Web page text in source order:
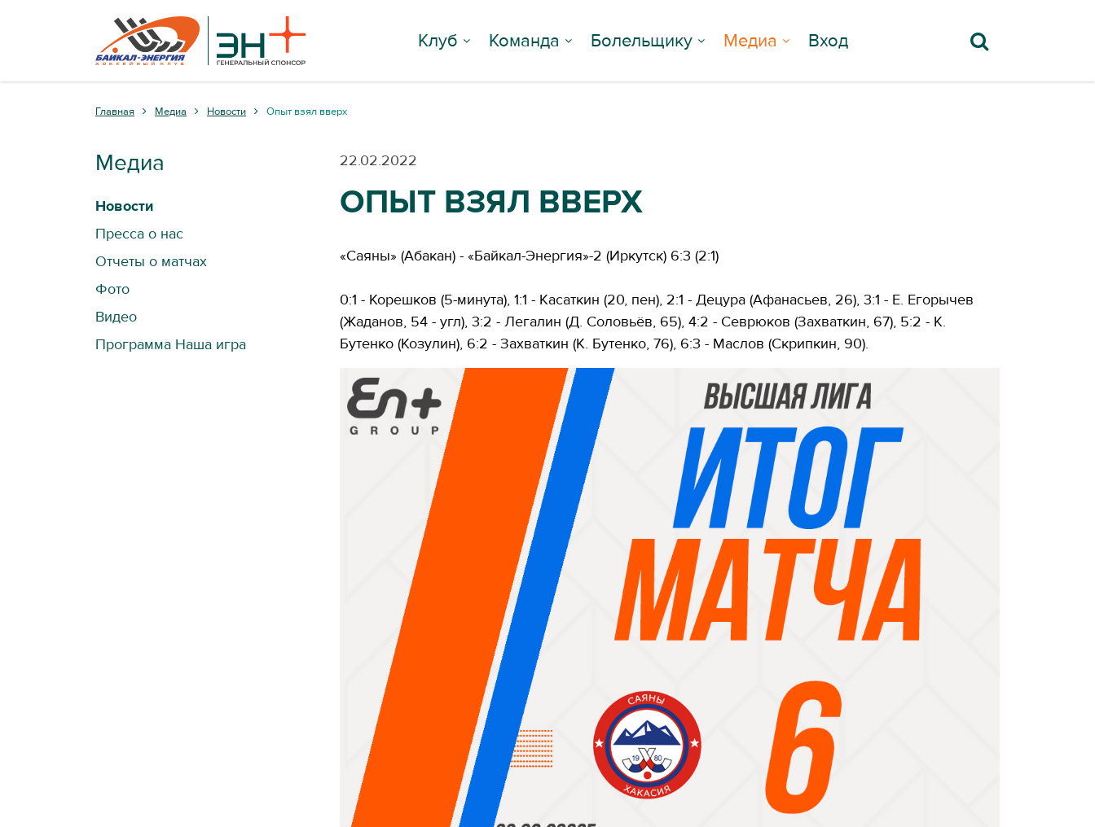
Клуб Команда Болельщику Медиа Вход
Главная Медиа Новости Опыт взял вверх
22.02.2022
ОПЫТ ВЗЯЛ ВВЕРХ
«Саяны» (Абакан) - «Байкал-Энергия»-2 (Иркутск) 6:3 (2:1)
0:1 - Корешков (5-минута), 1:1 - Касаткин (20, пен), 2:1 - Децура (Афанасьев, 26), 3:1 - Е. Егорычев
(Жаданов, 54 - угл), 3:2 - Легалин (Д. Соловьёв, 65), 4:2 - Севрюков (Захваткин, 67), 5:2 - К.
Бутенко (Козулин), 6:2 - Захваткин (К. Бутенко, 76), 6:3 - Маслов (Скрипкин, 90).
Медиа
Новости
Пресса о нас
Отчеты о матчах
Фото
Видео
Программа Наша игра